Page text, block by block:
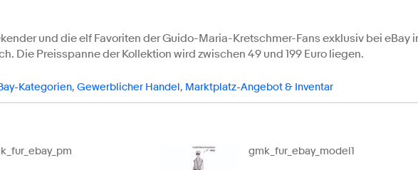
und die elf Favoriten der Guido-Maria-Kretschmer-Fans exklusiv bei eBay
Die Preisspanne der Kollektion wird zwischen 49 und 199 Euro liegen.
Kategorien, Gewerblicher Handel, Marktplatz-Angebot & Inventar
gmk_fur_ebay_model1